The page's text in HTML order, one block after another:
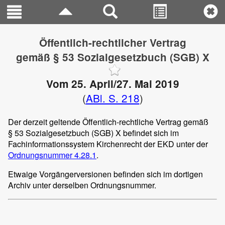
Öffentlich-rechtlicher Vertrag
gemäß § 53 Sozialgesetzbuch (SGB) X
Vom 25. April/27. Mai 2019
(ABl. S. 218)
Der derzeit geltende Öffentlich-rechtliche Vertrag gemäß
§ 53 Sozialgesetzbuch (SGB) X befindet sich im
Fachinformationssystem Kirchenrecht der EKD unter der
Ordnungsnummer 4.28.1.
Etwaige Vorgängerversionen befinden sich im dortigen
Archiv unter derselben Ordnungsnummer.